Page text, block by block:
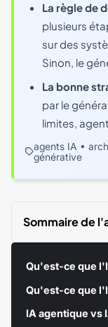
La règle de
plusieurs
sur des
Sinon, le
La bonne
par le
limites,
agents IA •
générative
Sommaire de
Qu'est-ce que
Qu'est-ce que
IA agentique vs